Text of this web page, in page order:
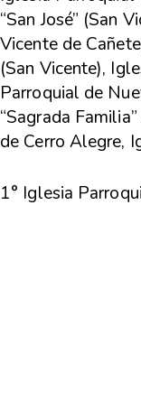
“San José” (San
Vicente de
(San Vicente),
Parroquial de
“Sagrada
de Cerro Alegre,
1° Iglesia